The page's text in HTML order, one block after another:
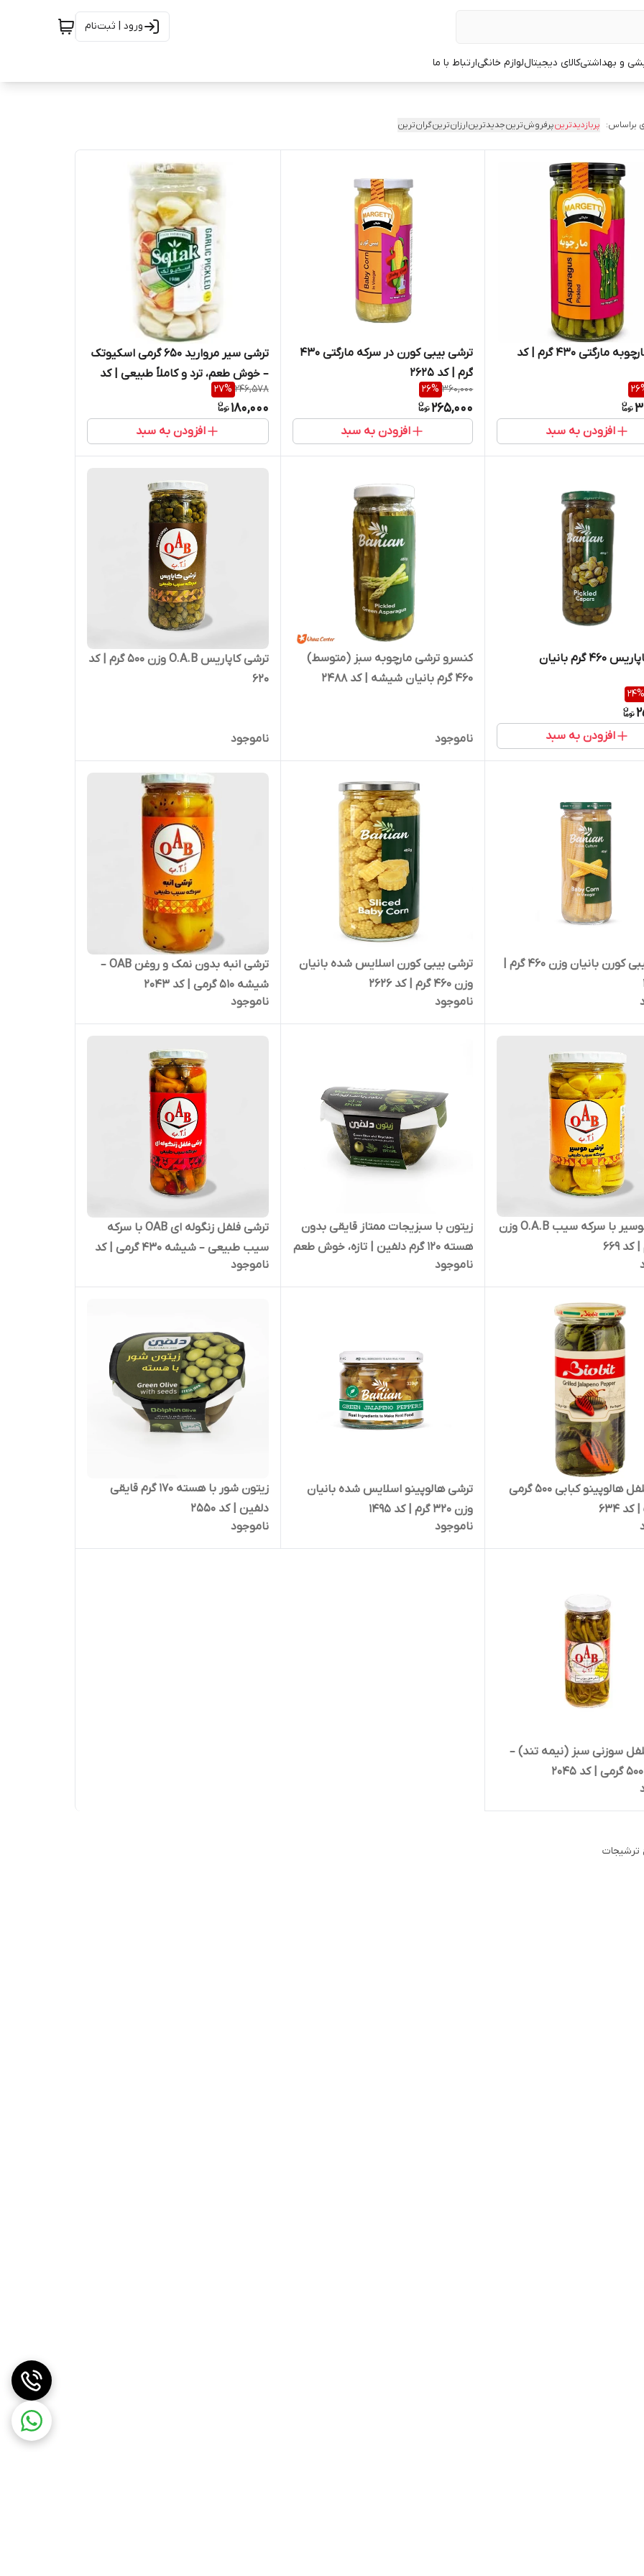
ورود | ثبت‌نام
و بهداشتیکالای دیجیتاللوازم خانگیارتباط با ما
براساس: پربازدیدترینپرفروش‌ترینجدیدترینارزان‌ترینگران‌ترین
ترشی مارچوبه مارگتی 430 گرم | کد
26
افزودن به سبد
ترشی بیبی کورن در سرکه مارگتی 430
گرم | کد 2625
360,000
26%
265,000
افزودن به سبد
ترشی سیر مروارید 650 گرمی اسکیوتک
– خوش طعم، ترد و کاملاً طبیعی | کد
2249
246,578
27%
180,000
افزودن به سبد
گرم بانیان
24%
افزودن به سبد
کنسرو ترشی مارچوبه سبز (متوسط)
460 گرم بانیان شیشه | کد 2488
ناموجود
ترشی کاپاریس O.A.B وزن 500 گرم | کد
620
ناموجود
ترشی بیبی کورن بانیان وزن 460 گرم |
ترشی بیبی کورن اسلایس شده بانیان
وزن 460 گرم | کد 2626
ناموجود
ترشی انبه بدون نمک و روغن OAB –
شیشه 510 گرمی | کد 2043
ناموجود
ترشی موسیر با سرکه سیب O.A.B وزن
زیتون با سبزیجات ممتاز قایقی بدون
هسته 120 گرم دلفین | تازه، خوش طعم
و آماده مصرف | کد 1868
ناموجود
ترشی فلفل زنگوله ای OAB با سرکه
سیب طبیعی – شیشه 430 گرمی | کد
2044
ناموجود
ترشی فلفل هالوپینو کبابی 500 گرمی
634
ترشی هالوپینو اسلایس شده بانیان
وزن 320 گرم | کد 1495
ناموجود
زیتون شور با هسته 170 گرم قایقی
دلفین | کد 2550
ناموجود
سوزنی سبز (نیمه تند) –
ترشیجات